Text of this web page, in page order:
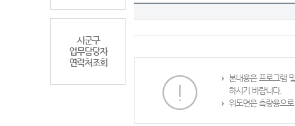
시군구
업무담당자
연락처조회
본내용은 프로그램
하시기 바랍니다.
위도면은 측량용으